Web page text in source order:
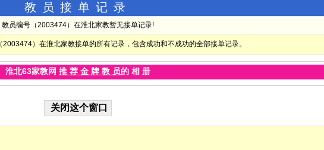
教员接单记录
教员编号（2003474）在淮北家教暂无接单记录!
）在淮北家教接单的所有记录，包含成功和不成功的全部接单记录。
淮北63家教网 推 荐 金 牌 教 员的 相 册